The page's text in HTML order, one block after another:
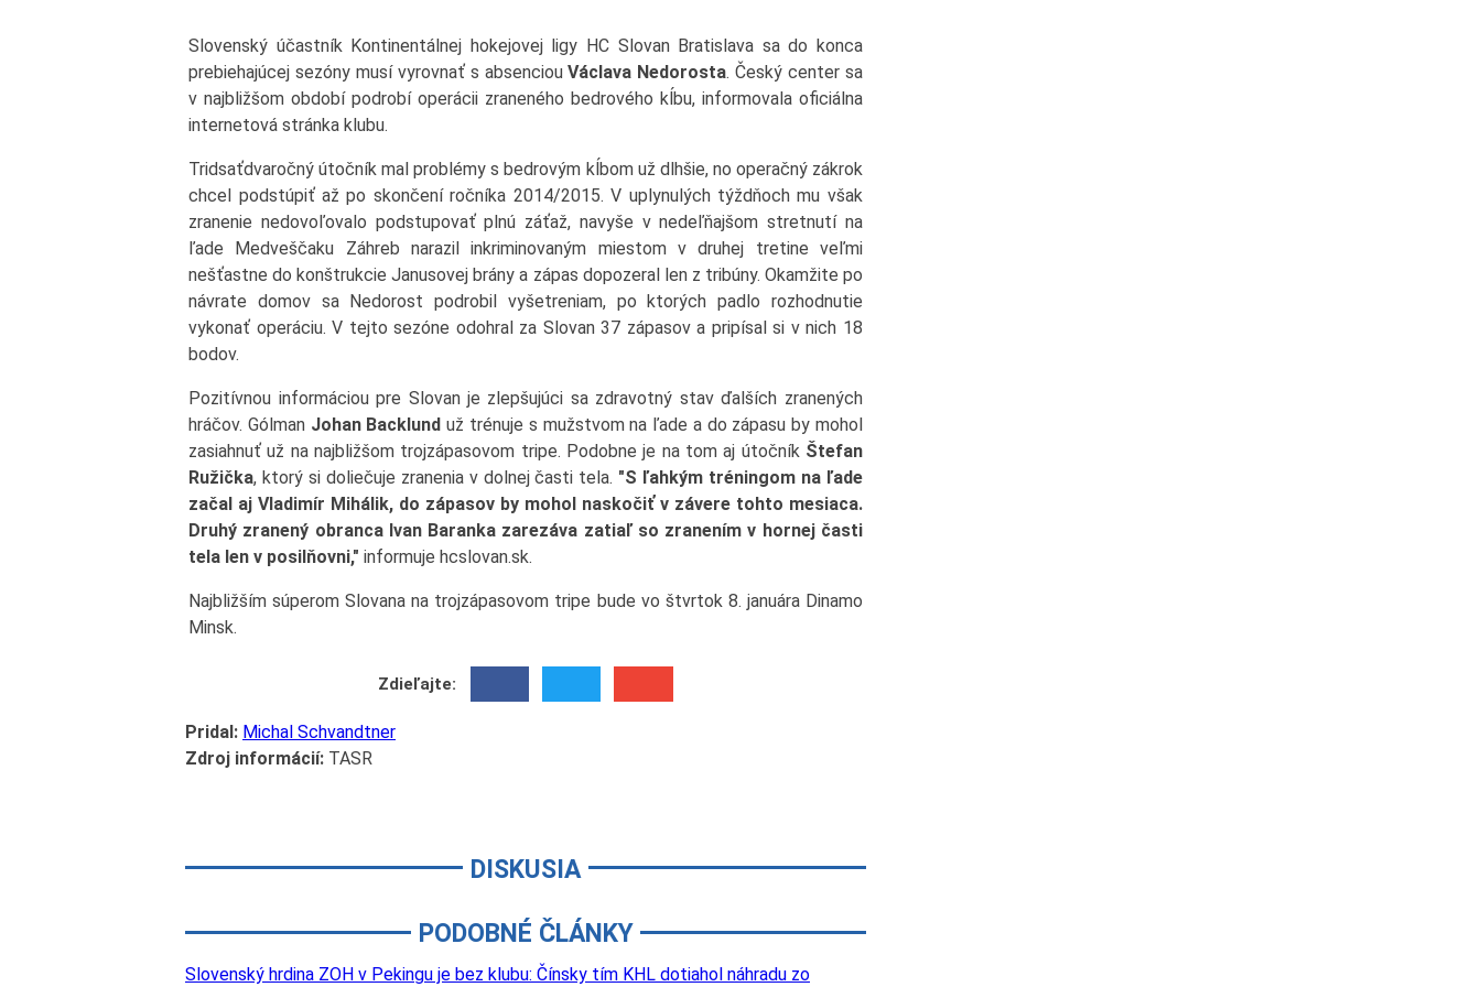
Slovenský účastník Kontinentálnej hokejovej ligy HC Slovan Bratislava sa do konca
prebiehajúcej sezóny musí vyrovnať s absenciouVáclava Nedorosta. Český center sa
v najbližšom období podrobí operácii zraneného bedrového kĺbu, informovala oficiálna
internetová stránka klubu.
Tridsaťdvaročný útočník mal problémy s bedrovým kĺbom už dlhšie, no operačný zákrok
chcel podstúpiť až po skončení ročníka 2014/2015. V uplynulých týždňoch mu však
zranenie nedovoľovalo podstupovať plnú záťaž, navyše v nedeľňajšom stretnutí na
ľade Medveščaku Záhreb narazil inkriminovaným miestom v druhej tretine veľmi
nešťastne do konštrukcie Janusovej brány a zápas dopozeral len z tribúny. Okamžite po
návrate domov sa Nedorost podrobil vyšetreniam, po ktorých padlo rozhodnutie
vykonať operáciu. V tejto sezóne odohral za Slovan 37 zápasov a pripísal si v nich 18
bodov.
Pozitívnou informáciou pre Slovan je zlepšujúci sa zdravotný stav ďalších zranených
hráčov. Gólman Johan Backlund už trénuje s mužstvom na ľade a do zápasu by mohol
zasiahnuť už na najbližšom trojzápasovom tripe. Podobne je na tom aj útočník Štefan
Ružička, ktorý si doliečuje zranenia v dolnej časti tela. "S ľahkým tréningom na ľade
začal aj Vladimír Mihálik, do zápasov by mohol naskočiť v závere tohto mesiaca.
Druhý zranený obranca Ivan Baranka zarezáva zatiaľ so zranením v hornej časti
tela len v posilňovni," informuje hcslovan.sk.
Najbližším súperom Slovana na trojzápasovom tripe bude vo štvrtok 8. januára Dinamo
Minsk.
Zdieľajte:
Pridal: Michal Schvandtner
Zdroj informácií: TASR
DISKUSIA
PODOBNÉ ČLÁNKY
Slovenský hrdina ZOH v Pekingu je bez klubu: Čínsky tím KHL dotiahol náhradu zo